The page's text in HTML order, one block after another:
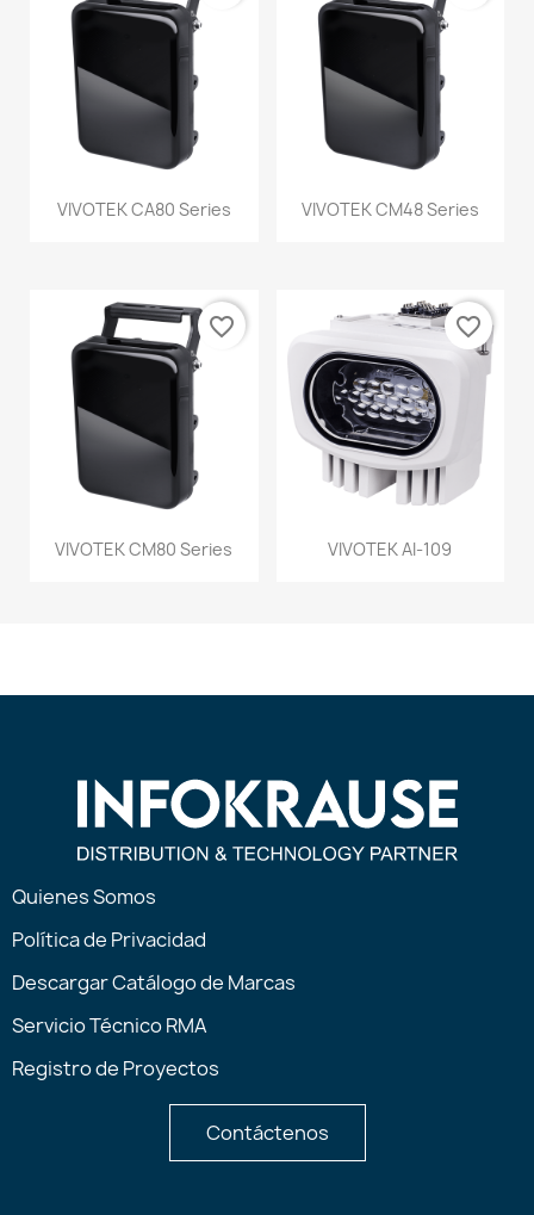
VIVOTEK CA80 Series VIVOTEK CM48 Series
VIVOTEK CM80 Series
favorite_border
VIVOTEK AI-109
favorite_border
Quienes Somos
Política de Privacidad
Descargar Catálogo de Marcas
Servicio Técnico RMA
Registro de Proyectos
Contáctenos